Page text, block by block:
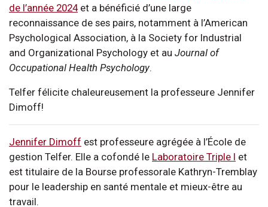
de l’année 2024et a bénéficié d’une large
reconnaissance de ses pairs, notamment à l’American
Psychological Association, à la Society for Industrial
and Organizational Psychology et au Journal of
Occupational Health Psychology.
Telfer félicite chaleureusement la professeure Jennifer
Dimoff!
Jennifer Dimoff est professeure agrégée à l’École de
gestion Telfer. Elle a cofondé le Laboratoire Triple I et
est titulaire de la Bourse professorale Kathryn-Tremblay
pour le leadership en santé mentale et mieux-être au
travail.